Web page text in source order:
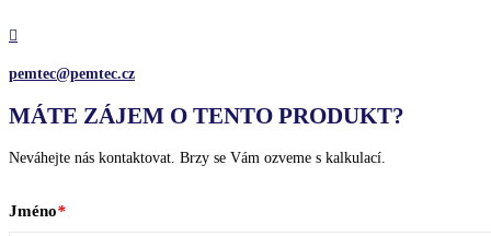

pemtec@pemtec.cz
MÁTE ZÁJEM O TENTO PRODUKT?
Neváhejte nás kontaktovat. Brzy se Vám ozveme s kalkulací.
Jméno*